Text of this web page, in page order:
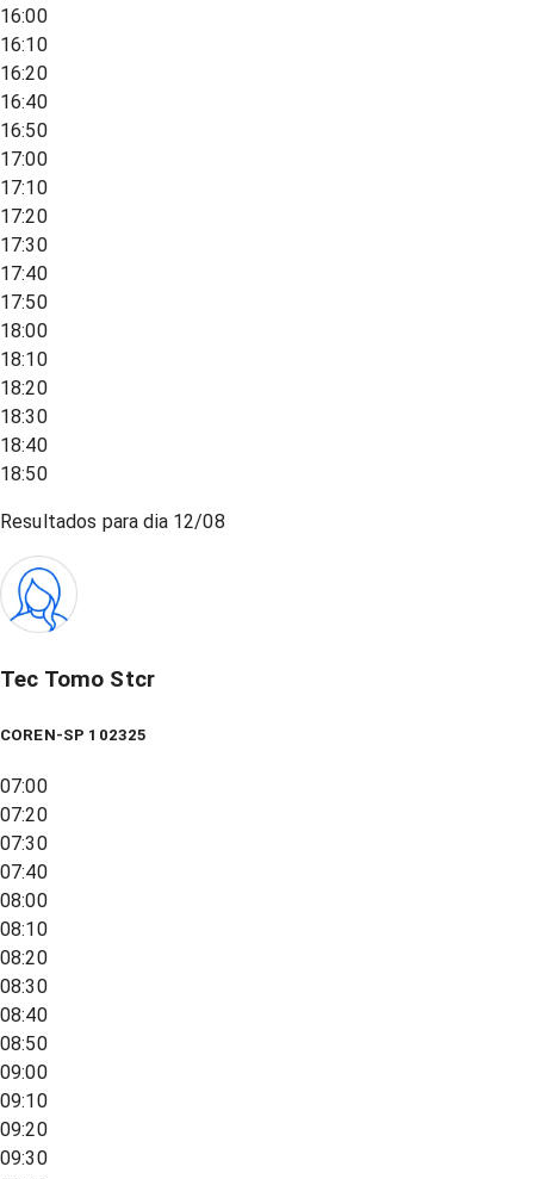
16:00
16:10
16:20
16:40
16:50
17:00
17:10
17:20
17:30
17:40
17:50
18:00
18:10
18:20
18:30
18:40
18:50
Resultados para dia 12/08
Tec Tomo Stcr
COREN-SP 102325
07:00
07:20
07:30
07:40
08:00
08:10
08:20
08:30
08:40
08:50
09:00
09:10
09:20
09:30